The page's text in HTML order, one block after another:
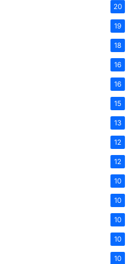
20
19
18
16
16
15
13
12
12
10
10
10
10
10